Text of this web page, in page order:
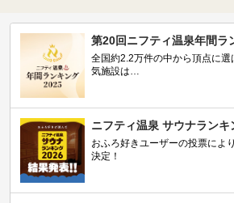
第20回ニフティ温泉年間ラ
全国約2.2万件の中から頂点に
気施設は…
ニフティ温泉 サウナランキ
おふろ好きユーザーの投票によ
決定！